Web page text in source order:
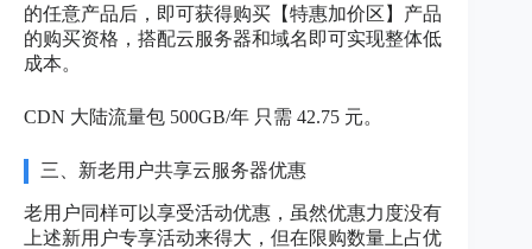
的任意产品后，即可获得购买【特惠加价区】产品
的购买资格，搭配云服务器和域名即可实现整体低
成本。
CDN 大陆流量包 500GB/年 只需 42.75 元。
三、新老用户共享云服务器优惠
老用户同样可以享受活动优惠，虽然优惠力度没有
上述新用户专享活动来得大，但在限购数量上占优